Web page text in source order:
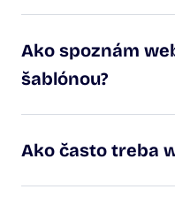
Ako spoznám
šablónou?
Ako často treba